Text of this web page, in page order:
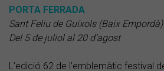
PORTA FERRADA
Sant Feliu de Guíxols (Baix Empordà)
Del 5 de juliol al 20 d’agost
L’edició 62 de l’emblemàtic festival